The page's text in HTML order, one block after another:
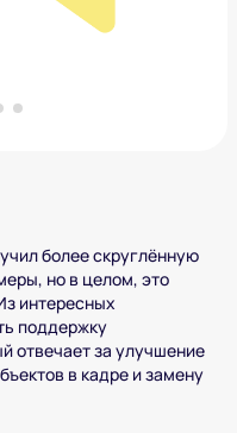
более скруглённую
но в целом, это
интересных
поддержку
отвечает за улучшение
в кадре и замену